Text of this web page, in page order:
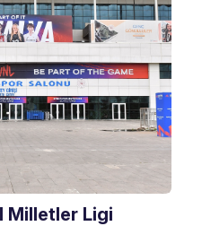
Milletler Ligi